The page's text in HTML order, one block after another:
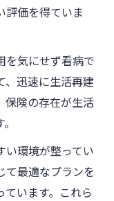
評価を得ていま
を気にせず看病で
、迅速に生活再建
保険の存在が生活
い環境が整ってい
て最適なプランを
います。これら